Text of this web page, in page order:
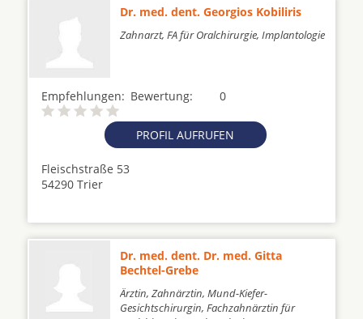
Dr. med. dent. Georgios Kobiliris
Zahnarzt, FA für Oralchirurgie, Implantologie
Empfehlungen: 0
Bewertung:
PROFIL AUFRUFEN
Fleischstraße 53
54290 Trier
Dr. med. dent. Dr. med. Gitta
Bechtel-Grebe
Ärztin, Zahnärztin, Mund-Kiefer-
Gesichtschirurgin, Fachzahnärztin für